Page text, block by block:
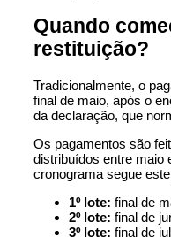
Quando
restituição?
Tradicionalmente, o
final de maio, após o
da declaração, que
Os pagamentos são
distribuídos entre maio
cronograma segue
1º lote: final de
2º lote: final de
3º lote: final de